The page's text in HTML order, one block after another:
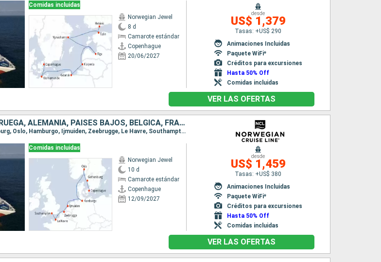
Comidas incluidas
Norwegian Jewel
8 d
Camarote estándar
Copenhague
20/06/2027
desde
US$ 1,379
Tasas: +US$ 290
Animaciones Incluidas
Paquete WiFi*
Créditos para excursiones
Hasta 50% Off
Comidas incluidas
VER LAS OFERTAS
DINAMARCA, SUECIA, NORUEGA, ALEMANIA, PAISES BAJOS, BÉLGICA, FRANCIA, REINO UNIDO
Itinerario : Copenhague, Gothenburg, Oslo, Hamburgo, Ijmuiden, Zeebrugge, Le Havre, Southampton
Comidas incluidas
Norwegian Jewel
10 d
Camarote estándar
Copenhague
12/09/2027
desde
US$ 1,459
Tasas: +US$ 380
Animaciones Incluidas
Paquete WiFi*
Créditos para excursiones
Hasta 50% Off
Comidas incluidas
VER LAS OFERTAS